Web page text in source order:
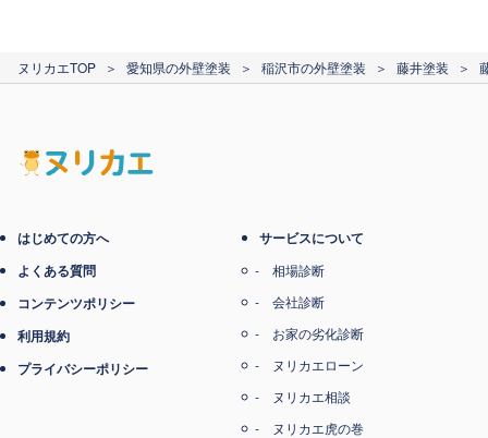
カード支払い
ヌリカエTOP ＞ 愛知県の外壁塗装 ＞ 稲沢市の外壁塗装 ＞ 藤井塗装 ＞
はじめての方へ
よくある質問
コンテンツポリシー
利用規約
プライバシーポリシー
サービスについて
相場診断
会社診断
お家の劣化診断
ヌリカエローン
ヌリカエ相談
ヌリカエ虎の巻